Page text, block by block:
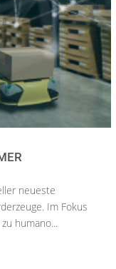
neueste
Im Fokus
humano...